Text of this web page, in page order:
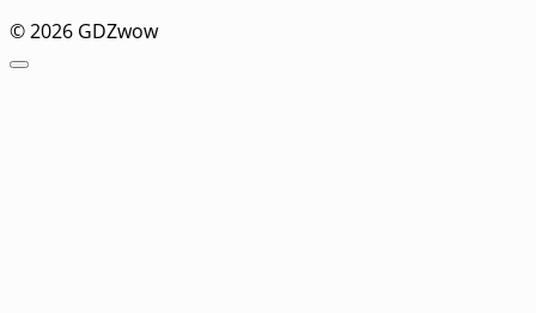
© 2026 GDZwow